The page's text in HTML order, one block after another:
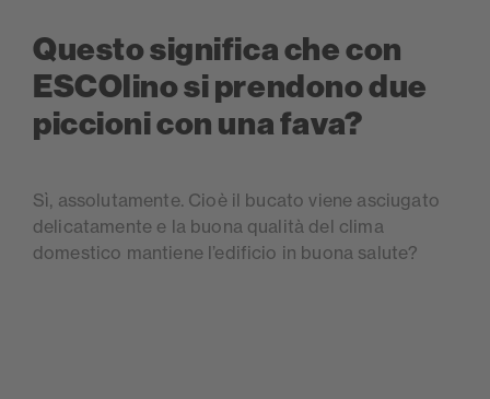
Questo significa che con
ESCOlino si prendono due
piccioni con una fava?
Sì, assolutamente. Cioè il bucato viene asciugato
delicatamente e la buona qualità del clima
domestico mantiene l’edificio in buona salute?